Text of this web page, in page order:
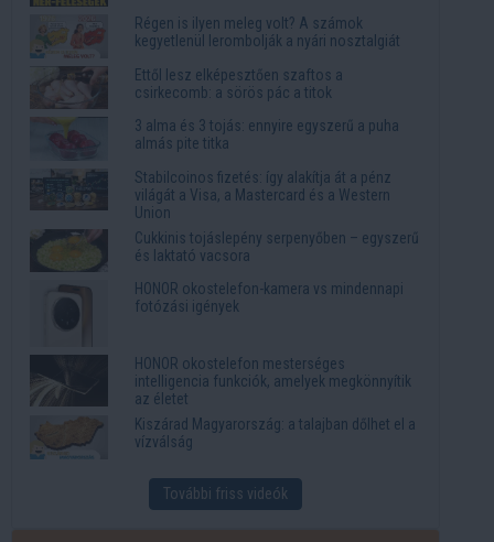
Régen is ilyen meleg volt? A számok
kegyetlenül lerombolják a nyári nosztalgiát
Ettől lesz elképesztően szaftos a
csirkecomb: a sörös pác a titok
3 alma és 3 tojás: ennyire egyszerű a puha
almás pite titka
Stabilcoinos fizetés: így alakítja át a pénz
világát a Visa, a Mastercard és a Western
Union
Cukkinis tojáslepény serpenyőben – egyszerű
és laktató vacsora
HONOR okostelefon-kamera vs mindennapi
fotózási igények
HONOR okostelefon mesterséges
intelligencia funkciók, amelyek megkönnyítik
az életet
Kiszárad Magyarország: a talajban dőlhet el a
vízválság
További friss videók